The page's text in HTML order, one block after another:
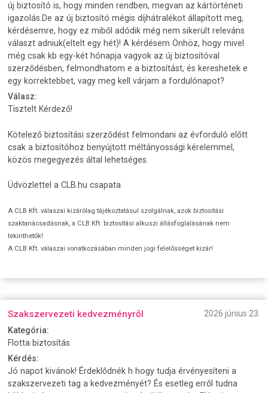
új biztosító is, hogy minden rendben, megvan az kártörténeti
igazolás.De az új biztosító mégis díjhátralékot állapított meg,
kérdésemre, hogy ez miből adódik még nem sikerült releváns
választ adniuk(eltelt egy hét)! A kérdésem Önhöz, hogy mivel
még csak kb egy-két hónapja vagyok az új biztosítóval
szerződésben, felmondhatom e a biztosítást, és kereshetek e
egy korrektebbet, vagy meg kell várjam a fordulónapot?
Válasz:
Tisztelt Kérdező!
Kötelező biztosítási szerződést felmondani az évforduló előtt
csak a biztosítóhoz benyújtott méltányossági kérelemmel,
közös megegyezés által lehetséges.
Üdvözlettel a CLB.hu csapata
A CLB Kft. válaszai kizárólag tájékoztatásul szolgálnak, azok biztosítási
szaktanácsadásnak, a CLB Kft. biztosítási alkuszi állásfoglalásának nem
tekinthetők!
A CLB Kft. válaszai vonatkozásában minden jogi felelősséget kizár!
Szakszervezeti kedvezményről
2026 június 23.
Kategória:
Flotta biztosítás
Kérdés:
Jó napot kivánok! Érdeklődnék h hogy tudja érvényesíteni a
szakszervezeti tag a kedvezményét? És esetleg erről tudna